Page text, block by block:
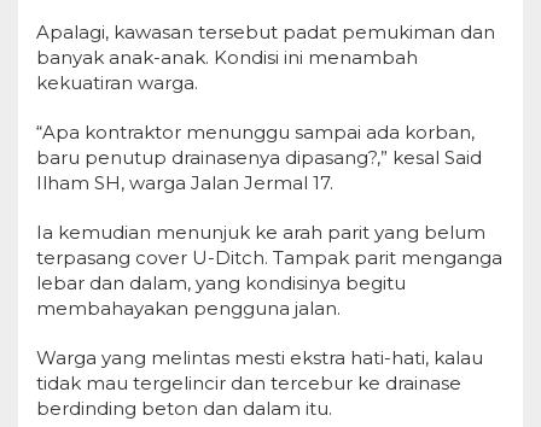
Apalagi, kawasan tersebut padat pemukiman dan
banyak anak-anak. Kondisi ini menambah
kekuatiran warga.
“Apa kontraktor menunggu sampai ada korban,
baru penutup drainasenya dipasang?,” kesal Said
Ilham SH, warga Jalan Jermal 17.
Ia kemudian menunjuk ke arah parit yang belum
terpasang cover U-Ditch. Tampak parit menganga
lebar dan dalam, yang kondisinya begitu
membahayakan pengguna jalan.
Warga yang melintas mesti ekstra hati-hati, kalau
tidak mau tergelincir dan tercebur ke drainase
berdinding beton dan dalam itu.